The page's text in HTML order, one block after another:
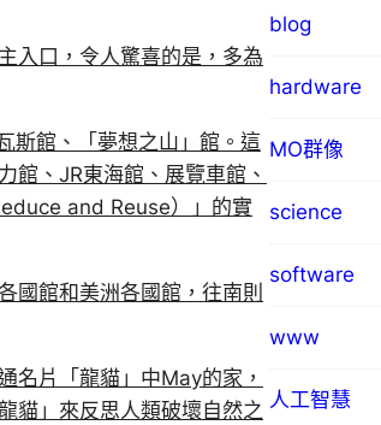
入口，令人驚喜的是，多為
斯館、「夢想之山」館。這
館、JR東海館、展覽車館、
and Reuse）」的實
國館和美洲各國館，往南則
名片「龍貓」中May的家，
貓」來反思人類破壞自然之
blog
hardware
MO群像
science
software
www
人工智慧